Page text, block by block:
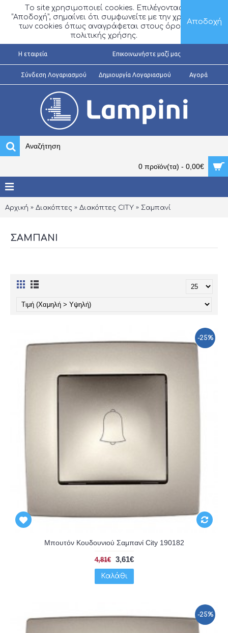
Τo site χρησιμοποιεί cookies. Επιλέγοντας
“Αποδοχή”, σημαίνει ότι συμφωνείτε με την χρήση
των cookies όπως αναγράφεται στους όρους
πολιτικής χρήσης.
Αποδοχή
H εταιρεία Επικοινωνήστε μαζί μας
Σύνδεση Λογαριασμού Δημιουργία Λογαριασμού Αγορά
0 προϊόν(τα) - 0,00€
Αρχική Διακόπτες Διακόπτες CITY Σαμπανί
ΣΑΜΠΑΝΊ
-25%
Μπουτόν Κουδουνιού Σαμπανί City 190182
4,81€ 3,61€
Καλάθι
-25%